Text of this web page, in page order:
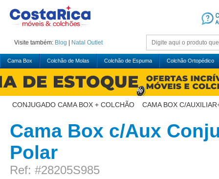
Visite também: Blog Natal Outlet
Cama Box Colchão de Molas Colchão de Espuma Colchão Ortopédico
CONJUGADO CAMA BOX + COLCHÃO CAMA BOX C/
Cama Box c/Aux
Polar
Ref: #28205S985